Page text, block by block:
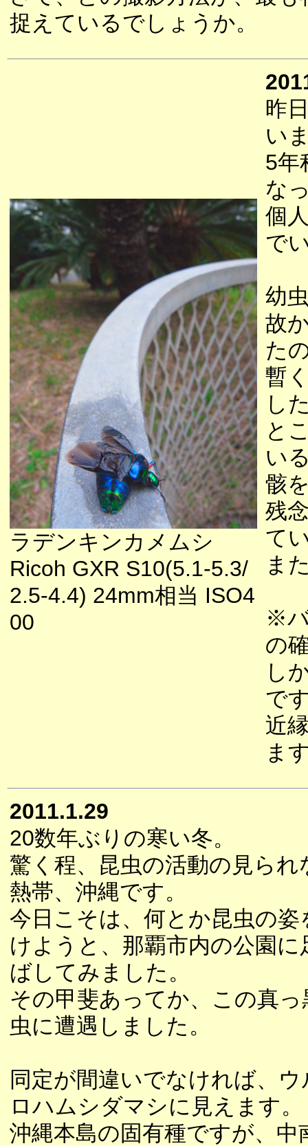
捉えているでしょうか。
ラデンキンカメムシ
Ricoh GXR S10(5.1-5.3/
2.5-4.4) 24mm相当 ISO4
00
昨
い
5年
な
個
で
幼
故
た
暫
し
と
い
骸
残
て
ま
※
の
し
で
近
ま
2011.1.29
20数年ぶりの寒い冬。
驚く程、昆虫の活動の見られ
熱帯、沖縄です。
今日こそは、何とか昆虫の姿
けようと、那覇市内の公園に
ばしてみました。
その甲斐あってか、この真っ
虫に遭遇しました。
同定が間違いでなければ、
ロハムシダマシに見えます。
沖縄本島の固有種ですが、中